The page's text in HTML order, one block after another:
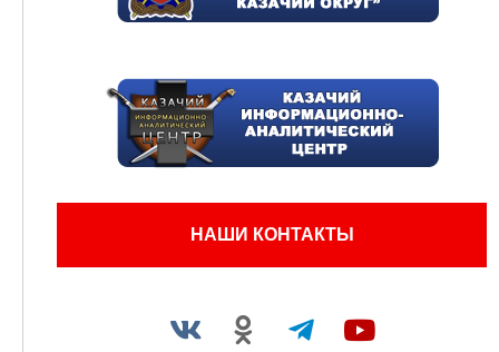
НАШИ КОНТАКТЫ